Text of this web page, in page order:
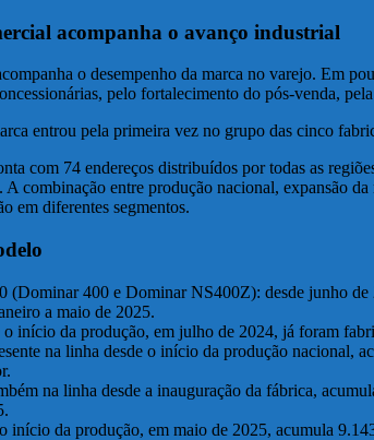
acompanha o avanço industrial
o desempenho da marca no varejo. Em
pelo fortalecimento do pós-venda,
entrou pela primeira vez no grupo das cinco
com 74 endereços distribuídos por todas as
combinação entre produção nacional, expansão
em diferentes segmentos.
(Dominar 400 e Dominar NS400Z): desde junho
a maio de 2025.
início da produção, em julho de 2024, já foram
na linha desde o início da produção nacional,
na linha desde a inauguração da fábrica,
início da produção, em maio de 2025, acumula